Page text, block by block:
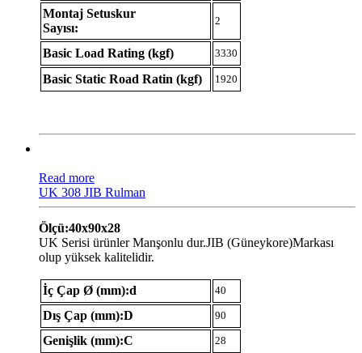
Montaj Setuskur
Sayısı:
2
Basic Load Rating (kgf) 3330
Basic Static Road Ratin (kgf) 1920
Read more
UK 308 JIB Rulman
Ölçü:40x90x28
UK Serisi ürünler Manşonlu dur.JIB (Güneykore)Markası
olup yüksek kalitelidir.
İç Çap Ø (mm):d 40
Dış Çap (mm):D 90
Genişlik (mm):C 28